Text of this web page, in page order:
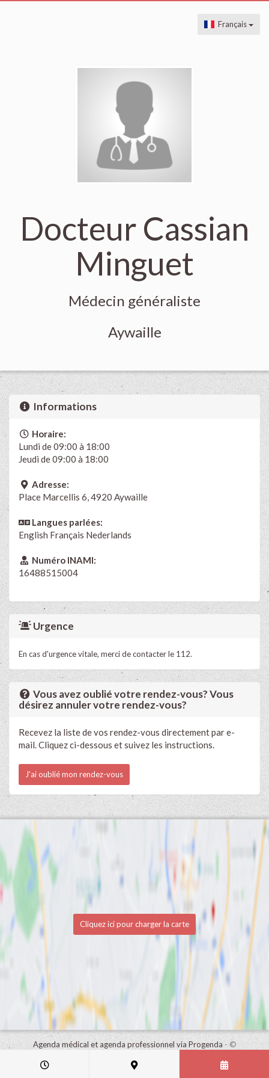
Français
Docteur Cassian
Minguet
Médecin généraliste
Aywaille
Informations
Horaire:
Lundi de 09:00 à 18:00
Jeudi de 09:00 à 18:00
Adresse:
Place Marcellis 6, 4920 Aywaille
Langues parlées:
English Français Nederlands
Numéro INAMI:
16488515004
Urgence
En cas d'urgence vitale, merci de contacter le 112.
Vous avez oublié votre rendez-vous? Vous
désirez annuler votre rendez-vous?
Recevez la liste de vos rendez-vous directement par e-
mail. Cliquez ci-dessous et suivez les instructions.
J'ai oublié mon rendez-vous
Cliquez ici pour charger la carte
Agenda médical et agenda professionnel via Progenda- ©
de ce cabinet